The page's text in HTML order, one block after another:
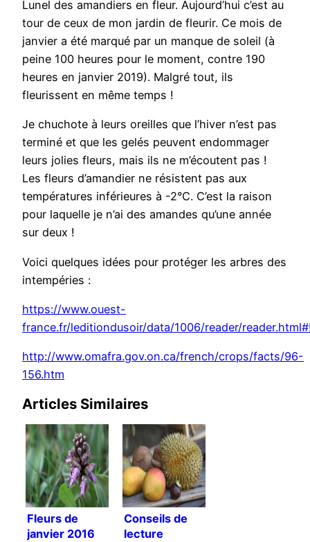
Lunel des amandiers en fleur. Aujourd’hui c’est au
tour de ceux de mon jardin de fleurir. Ce mois de
janvier a été marqué par un manque de soleil (à
peine 100 heures pour le moment, contre 190
heures en janvier 2019). Malgré tout, ils
fleurissent en même temps !
Je chuchote à leurs oreilles que l’hiver n’est pas
terminé et que les gelés peuvent endommager
leurs jolies fleurs, mais ils ne m’écoutent pas !
Les fleurs d’amandier ne résistent pas aux
températures inférieures à -2°C. C’est la raison
pour laquelle je n’ai des amandes qu’une année
sur deux !
Voici quelques idées pour protéger les arbres des
intempéries :
https://www.ouest-
france.fr/leditiondusoir/data/1006/reader/
http://www.omafra.gov.on.ca/french/crops/facts/96-
156.htm
Articles Similaires
Fleurs de
janvier 2016
Conseils de
lecture